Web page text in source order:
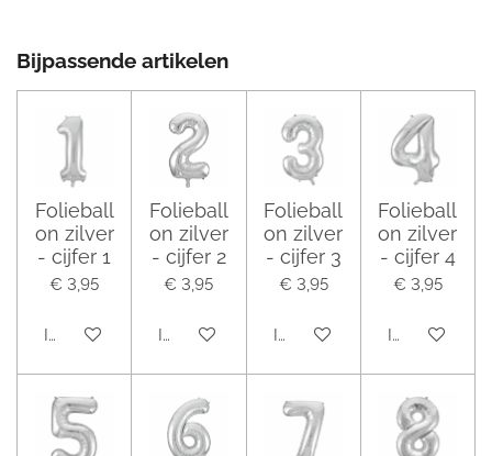
Bijpassende artikelen
Folieball
on zilver
- cijfer 1
€ 3,95
In winkelwagen
Folieball
on zilver
- cijfer 2
€ 3,95
In winkelwagen
Folieball
on zilver
- cijfer 3
€ 3,95
In winkelwagen
Folieball
on zilver
- cijfer 4
€ 3,95
In